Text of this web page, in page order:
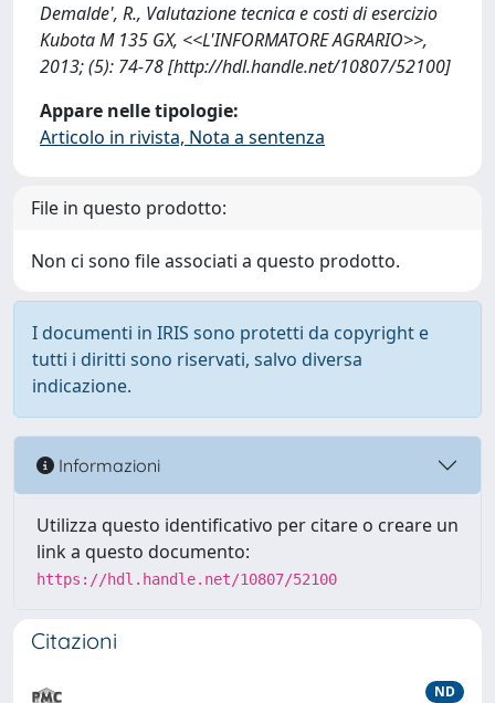
Demalde', R., Valutazione tecnica e costi di esercizio
Kubota M 135 GX, <<L'INFORMATORE AGRARIO>>,
2013; (5): 74-78 [http://hdl.handle.net/10807/52100]
Appare nelle tipologie:
Articolo in rivista, Nota a sentenza
File in questo prodotto:
Non ci sono file associati a questo prodotto.
I documenti in IRIS sono protetti da copyright e
tutti i diritti sono riservati, salvo diversa
indicazione.
Informazioni
Utilizza questo identificativo per citare o creare un
link a questo documento:
https://hdl.handle.net/10807/52100
Citazioni
ND